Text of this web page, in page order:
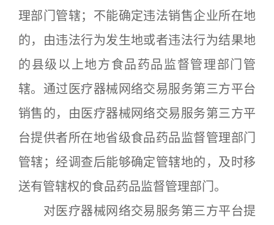
理部门管辖；不能确定违法销售企业所在地
的，由违法行为发生地或者违法行为结果地
的县级以上地方食品药品监督管理部门管
辖。通过医疗器械网络交易服务第三方平台
销售的，由医疗器械网络交易服务第三方平
台提供者所在地省级食品药品监督管理部门
管辖；经调查后能够确定管辖地的，及时移
送有管辖权的食品药品监督管理部门。
对医疗器械网络交易服务第三方平台提